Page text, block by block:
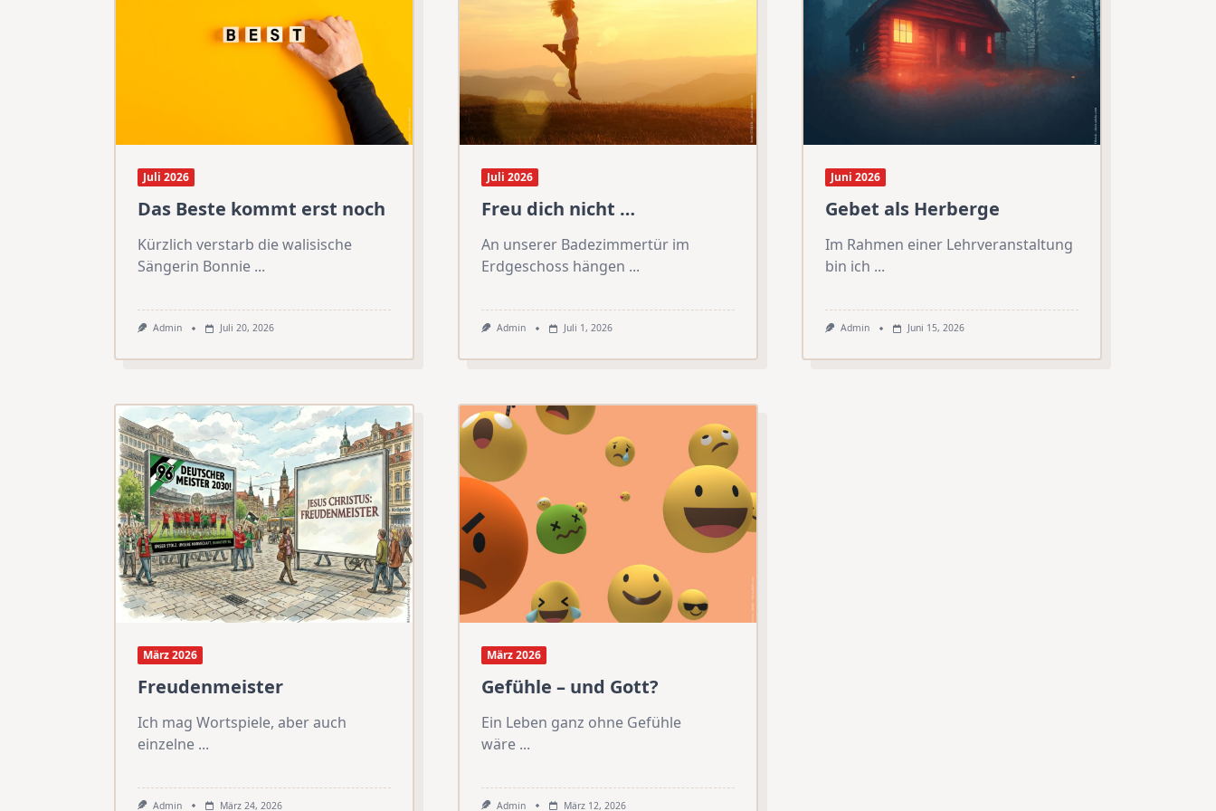
Juli 2026
Das Beste kommt erst noch
Kürzlich verstarb die walisische
Sängerin Bonnie ...
Admin Juli 20, 2026
Juli 2026
Freu dich nicht …
An unserer Badezimmertür im
Erdgeschoss hängen ...
Admin Juli 1, 2026
Juni 2026
Gebet als Herberge
Im Rahmen einer Lehrveranstaltung
bin ich ...
Admin Juni 15, 2026
März 2026
Freudenmeister
Ich mag Wortspiele, aber auch
einzelne ...
Admin März 24, 2026
März 2026
Gefühle – und Gott?
Ein Leben ganz ohne Gefühle
wäre ...
Admin März 12, 2026